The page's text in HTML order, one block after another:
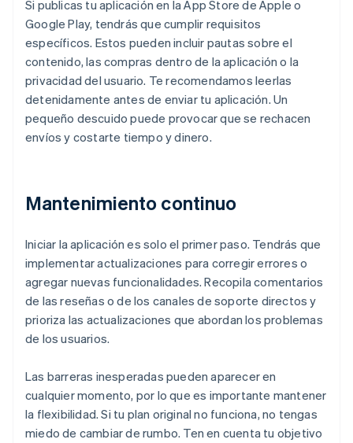
Si publicas tu aplicación en la App Store de Apple o
Google Play, tendrás que cumplir requisitos
específicos. Estos pueden incluir pautas sobre el
contenido, las compras dentro de la aplicación o la
privacidad del usuario. Te recomendamos leerlas
detenidamente antes de enviar tu aplicación. Un
pequeño descuido puede provocar que se rechacen
envíos y costarte tiempo y dinero.
Mantenimiento continuo
Iniciar la aplicación es solo el primer paso. Tendrás que
implementar actualizaciones para corregir errores o
agregar nuevas funcionalidades. Recopila comentarios
de las reseñas o de los canales de soporte directos y
prioriza las actualizaciones que abordan los problemas
de los usuarios.
Las barreras inesperadas pueden aparecer en
cualquier momento, por lo que es importante mantener
la flexibilidad. Si tu plan original no funciona, no tengas
miedo de cambiar de rumbo. Ten en cuenta tu objetivo